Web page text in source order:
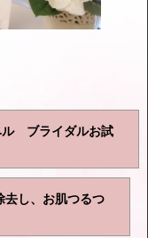
ル ブライダルお試
去し、お肌つるつ